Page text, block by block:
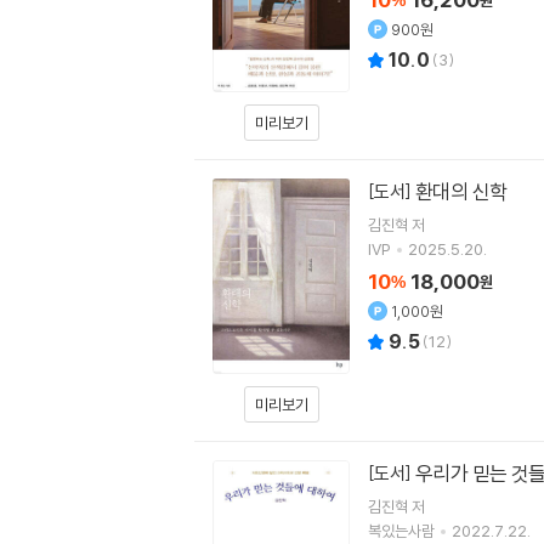
미리보기
900원
10.0 (3)
미리보기
[도서] 환대의 신학
김진혁 저
IVP
2025.5.20.
10% 18,000원
1,000원
9.5(12)
[도서] 우리가 믿는 것
김진혁 저
복있는사람
2022.7.22.